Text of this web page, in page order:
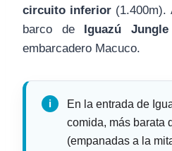
circuito inferior(1.400m).
barco de Iguazú Jungle
embarcadero Macuco.
En la entrada de
comida, más barata
(empanadas a la